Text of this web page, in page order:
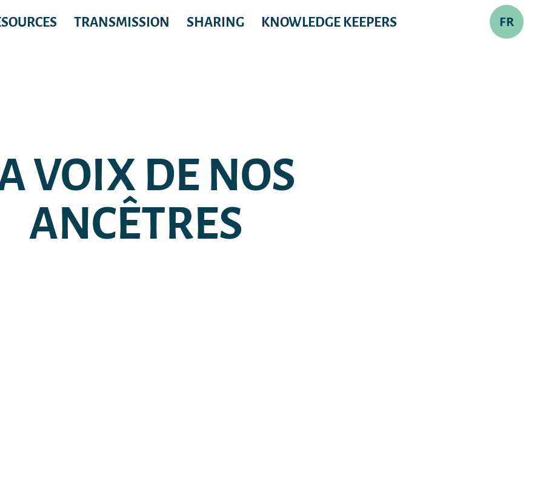
TRANSMISSION SHARING KNOWLEDGE KEEPERS FR
VOIX DE NOS
ANCÊTRES